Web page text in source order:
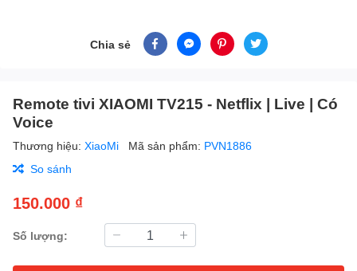
Chia sẻ
Remote tivi XIAOMI TV215 - Netflix | Live | Có
Voice
Thương hiệu: XiaoMi Mã sản phẩm: PVN1886
So sánh
150.000 ₫
Số lượng: